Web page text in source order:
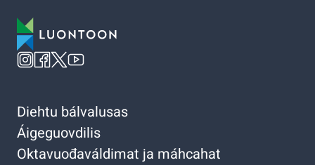
Diehtu bálvalusas
Áigeguovdilis
Oktavuođaváldimat ja máhcahat